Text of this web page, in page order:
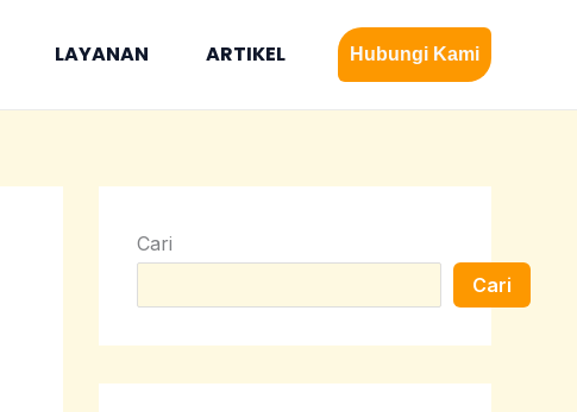
LAYANAN ARTIKEL Hubungi Kami
Cari
Cari